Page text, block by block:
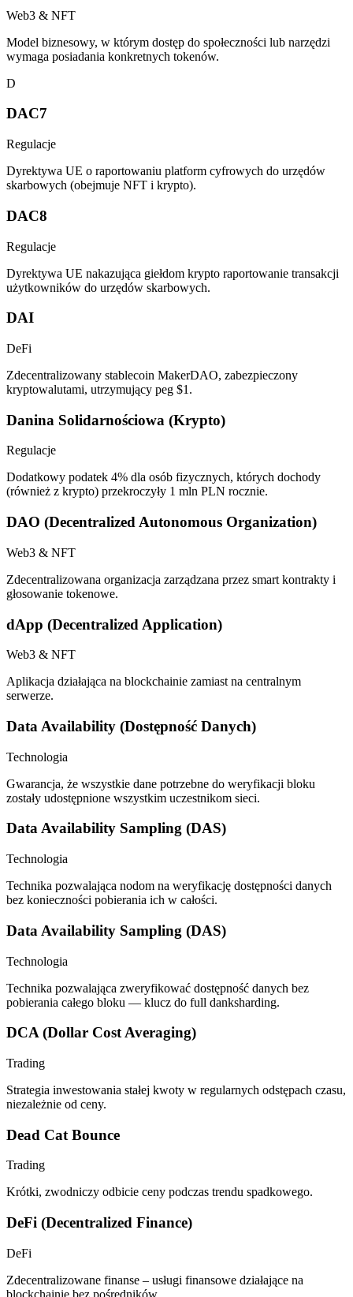
Web3 & NFT
Model biznesowy, w którym dostęp do społeczności lub narzędzi
wymaga posiadania konkretnych tokenów.
D
DAC7
Regulacje
Dyrektywa UE o raportowaniu platform cyfrowych do urzędów
skarbowych (obejmuje NFT i krypto).
DAC8
Regulacje
Dyrektywa UE nakazująca giełdom krypto raportowanie transakcji
użytkowników do urzędów skarbowych.
DAI
DeFi
Zdecentralizowany stablecoin MakerDAO, zabezpieczony
kryptowalutami, utrzymujący peg $1.
Danina Solidarnościowa (Krypto)
Regulacje
Dodatkowy podatek 4% dla osób fizycznych, których dochody
(również z krypto) przekroczyły 1 mln PLN rocznie.
DAO (Decentralized Autonomous Organization)
Web3 & NFT
Zdecentralizowana organizacja zarządzana przez smart kontrakty i
głosowanie tokenowe.
dApp (Decentralized Application)
Web3 & NFT
Aplikacja działająca na blockchainie zamiast na centralnym
serwerze.
Data Availability (Dostępność Danych)
Technologia
Gwarancja, że wszystkie dane potrzebne do weryfikacji bloku
zostały udostępnione wszystkim uczestnikom sieci.
Data Availability Sampling (DAS)
Technologia
Technika pozwalająca nodom na weryfikację dostępności danych
bez konieczności pobierania ich w całości.
Data Availability Sampling (DAS)
Technologia
Technika pozwalająca zweryfikować dostępność danych bez
pobierania całego bloku — klucz do full danksharding.
DCA (Dollar Cost Averaging)
Trading
Strategia inwestowania stałej kwoty w regularnych odstępach czasu,
niezależnie od ceny.
Dead Cat Bounce
Trading
Krótki, zwodniczy odbicie ceny podczas trendu spadkowego.
DeFi (Decentralized Finance)
DeFi
Zdecentralizowane finanse – usługi finansowe działające na
blockchainie bez pośredników.